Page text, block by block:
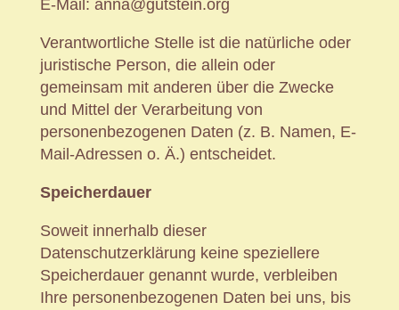
E-Mail: anna@gutstein.org
Verantwortliche Stelle ist die natürliche oder
juristische Person, die allein oder
gemeinsam mit anderen über die Zwecke
und Mittel der Verarbeitung von
personenbezogenen Daten (z. B. Namen, E-
Mail-Adressen o. Ä.) entscheidet.
Speicherdauer
Soweit innerhalb dieser
Datenschutzerklärung keine speziellere
Speicherdauer genannt wurde, verbleiben
Ihre personenbezogenen Daten bei uns, bis